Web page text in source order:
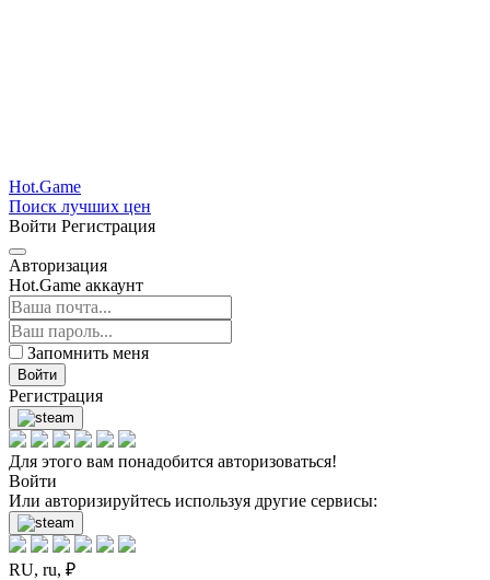
Hot.Game
Поиск лучших цен
Войти Регистрация
Авторизация
Hot.Game аккаунт
Запомнить меня
Войти
Регистрация
Для этого вам понадобится авторизоваться!
Войти
Или авторизируйтесь используя другие сервисы:
RU, ru, ₽